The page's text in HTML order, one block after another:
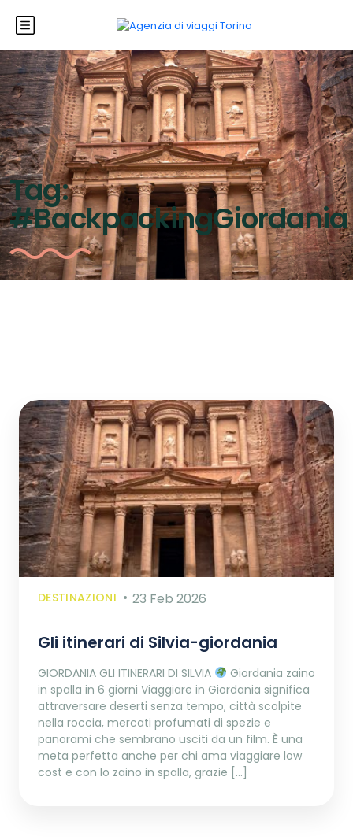
Tag:
#BackpackingGiordania
DESTINAZIONI 23 Feb 2026
Gli itinerari di Silvia-giordania
GIORDANIA GLI ITINERARI DI SILVIA
Giordania zaino
in spalla in 6 giorni Viaggiare in Giordania significa
attraversare deserti senza tempo, città scolpite
nella roccia, mercati profumati di spezie e
panorami che sembrano usciti da un film. È una
meta perfetta anche per chi ama viaggiare low
cost e con lo zaino in spalla, grazie […]